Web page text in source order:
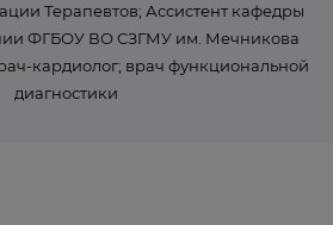
Терапевтов; Ассистент кафедры
ФГБОУ ВО СЗГМУ им. Мечникова
кардиолог; врач функциональной
диагностики